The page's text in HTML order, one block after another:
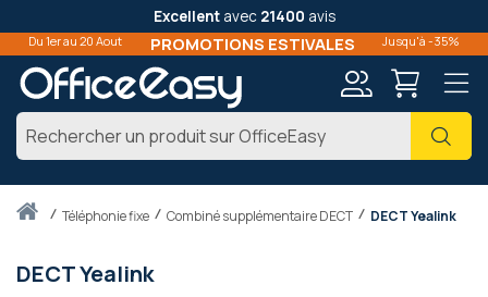
Excellentavec 21400 avis
Du 1er au 20 Aout PROMOTIONS ESTIVALES Jusqu'à -35%
Accueiltéléphonie fixe Combiné supplémentaire DECT DECT Yealink
DECT Yealink